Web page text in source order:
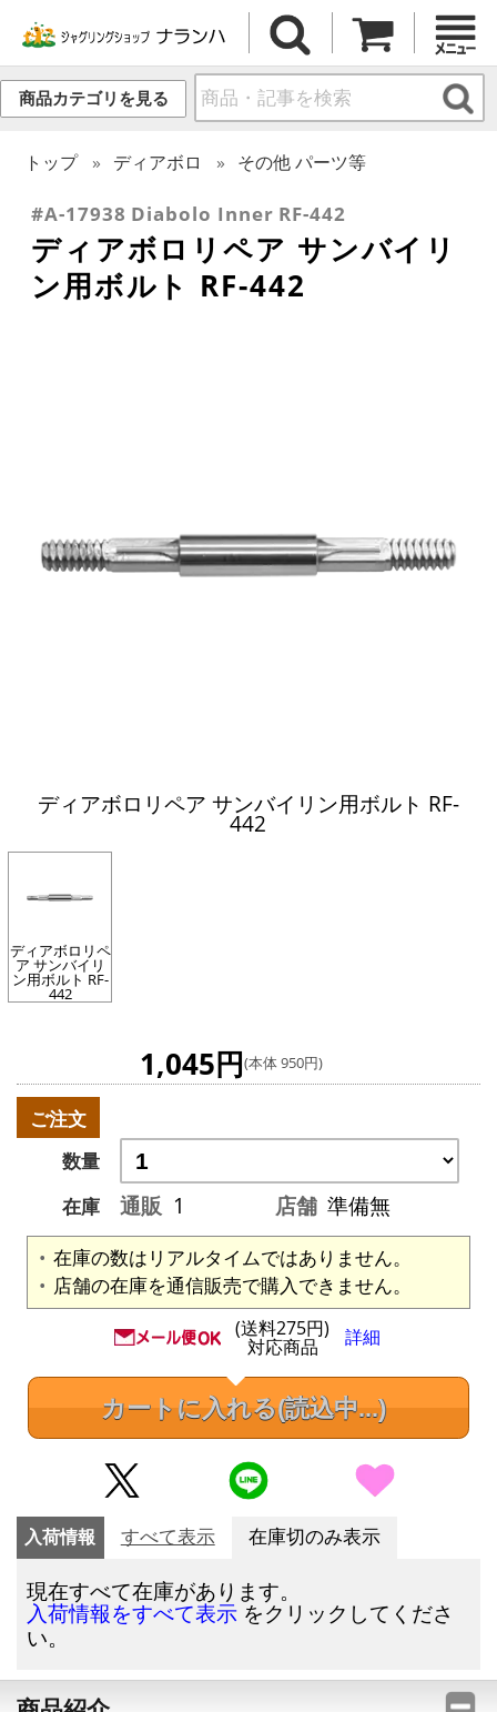
商品カテゴリを見る
トップ ディアボロ その他 パーツ等
#A-17938 Diabolo Inner RF-442
ディアボロリペア サンバイリ
ン用ボルト RF-442
ディアボロリペア サンバイリン用ボルト RF-
442
ディアボロリペ
ア サンバイリ
ン用ボルト RF-
442
1,045円(本体 950円)
ご注文
数量
在庫
通販 1 店舗 準備無
在庫の数はリアルタイムではありません。
店舗の在庫を通信販売で購入できません。
(送料275円)
対応商品 詳細
カートに入れる(読込中...)
入荷情報 すべて表示 在庫切のみ表示
現在すべて在庫があります。
入荷情報をすべて表示 をクリックしてくださ
い。